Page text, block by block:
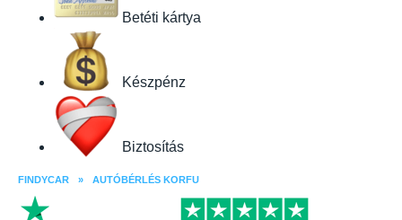
Betéti kártya
Készpénz
Biztosítás
FINDYCAR » AUTÓBÉRLÉS KORFU